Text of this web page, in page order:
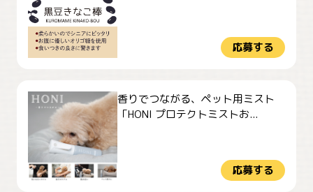
応募する
香りでつながる、ペット用ミスト
「HONI プロテクトミストお...
応募する